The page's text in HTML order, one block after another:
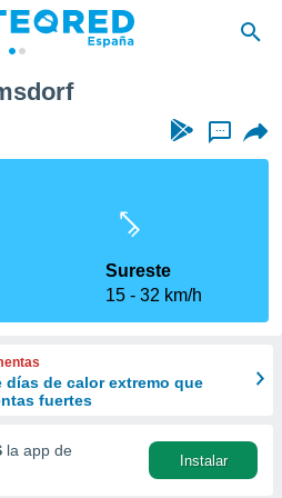
...
Sureste
15
32 km/h
días de calor extremo que
fuertes
la app de
Instalar